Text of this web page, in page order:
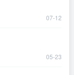
07-12
05-23